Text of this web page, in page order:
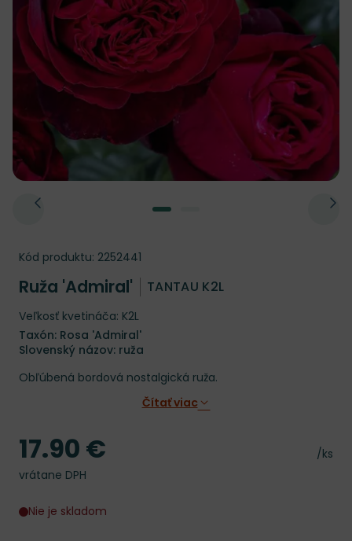
Kód produktu: 2252441
Ruža 'Admiral' TANTAU K2L
Veľkosť kvetináča: K2L
Taxón: Rosa 'Admiral'
Slovenský názov: ruža
Obľúbená bordová nostalgická ruža.
Čítať viac
Cena
/ks
Cena
17.90 €
vrátane DPH
Nie je skladom